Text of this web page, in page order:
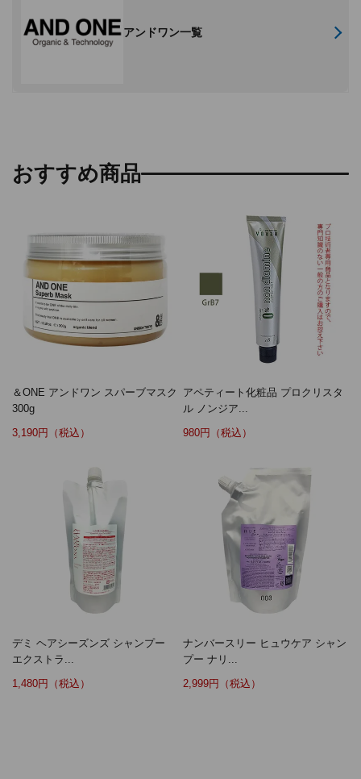
アンドワン一覧
おすすめ商品
＆ONE アンドワン スパーブマスク
300g
3,190円（税込）
アペティート化粧品 プロクリスタ
ル ノンジア...
980円（税込）
デミ ヘアシーズンズ シャンプー
エクストラ...
1,480円（税込）
ナンバースリー ヒュウケア シャン
プー ナリ...
2,999円（税込）